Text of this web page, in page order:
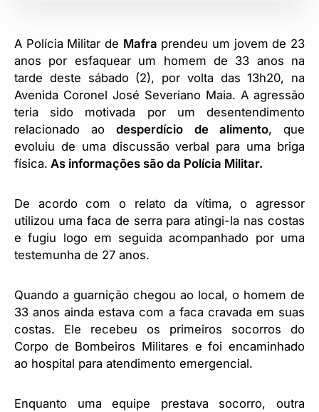
A Polícia Militar de Mafra prendeu um jovem de 23
anos por esfaquear um homem de 33 anos na
tarde deste sábado (2), por volta das 13h20, na
Avenida Coronel José Severiano Maia. A agressão
teria sido motivada por um desentendimento
relacionado aodesperdício de alimento, que
evoluiu de uma discussão verbal para uma briga
física. As informações são da Polícia Militar.
De acordo com o relato da vítima, o agressor
utilizou uma faca de serra para atingi-la nas costas
e fugiu logo em seguida acompanhado por uma
testemunha de 27 anos.
Quando a guarnição chegou ao local, o homem de
33 anos ainda estava com a faca cravada em suas
costas. Ele recebeu os primeiros socorros do
Corpo de Bombeiros Militares e foi encaminhado
ao hospital para atendimento emergencial.
Enquanto uma equipe prestava socorro, outra